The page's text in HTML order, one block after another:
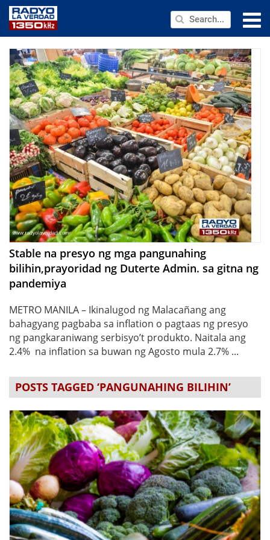
PUBLIC SERVICE
ANNOUNCEMENTS
PROGRAMS
ABOUT
CONTACT US
Stable na presyo ng mga pangunahing
bilihin,prayoridad ng Duterte Admin. sa gitna ng
pandemiya
METRO MANILA – Ikinalugod ng Malacañang ang
bahagyang pagbaba sa inflation o pagtaas ng presyo
ng pangkaraniwang serbisyo’t produkto. Naitala ang
2.4% na inflation sa buwan ng Agosto mula 2.7% ...
POSTS TAGGED ‘PANGUNAHING BILIHIN’